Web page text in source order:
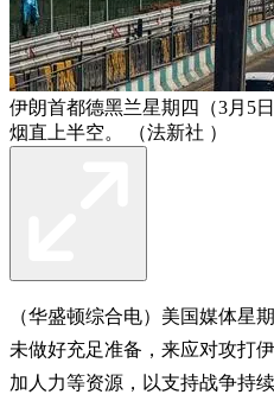
伊朗首都德黑兰星期四（3月5
烟直上半空。 （法新社 ）
（华盛顿综合电）美国媒体星
未做好充足准备，来应对攻打
加人力等资源，以支持战争持